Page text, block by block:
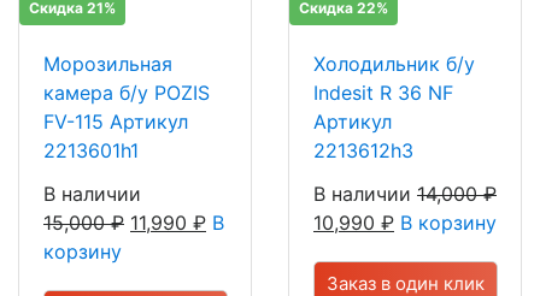
Скидка 21%
Морозильная
камера б/у POZIS
FV-115 Артикул
2213601h1
В наличии
15,000₽ 11,990 ₽ В
корзину
Скидка 22%
Холодильник б/у
Indesit R 36 NF
Артикул
2213612h3
В наличии 14,000₽
10,990 ₽ В корзину
Заказ в один клик